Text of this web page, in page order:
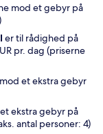
mod et gebyr på
er til rådighed på
pr. dag (priserne
et ekstra gebyr
ekstra gebyr på
antal personer: 4)